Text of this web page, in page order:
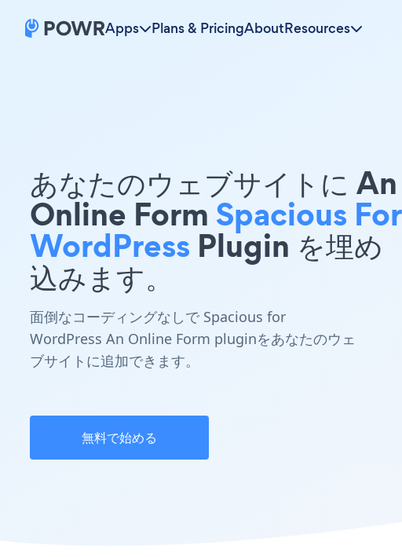
Apps Plans & PricingAboutResources
あなたのウェブサイトに An
Online Form Spacious For
WordPress Plugin を埋め
込みます。
面倒なコーディングなしで Spacious for
WordPress An Online Form pluginをあなたのウェ
ブサイトに追加できます。
無料で始める